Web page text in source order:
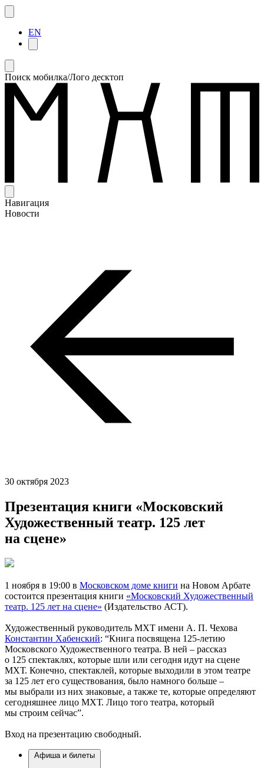
EN
Поиск мобилка/Лого десктоп
Навигация
Новости
30 октября 2023
Презентация книги «Московский
Художественный театр. 125 лет
на сцене»
1 ноября в 19:00 в Московском доме книги на Новом Арбате
состоится презентация книги «Московский Художественный
театр. 125 лет на сцене» (Издательство АСТ).
Художественный руководитель МХТ имени А. П. Чехова
Константин Хабенский: “Книга посвящена 125-летию
Московского Художественного театра. В ней – рассказ
о 125 спектаклях, которые шли или сегодня идут на сцене
МХТ. Конечно, спектаклей, которые выходили в этом театре
за 125 лет его существования, было намного больше –
мы выбрали из них знаковые, а также те, которые определяют
сегодняшнее лицо МХТ. Лицо того театра, который
мы строим сейчас”.
Вход на презентацию свободный.
Афиша и билеты